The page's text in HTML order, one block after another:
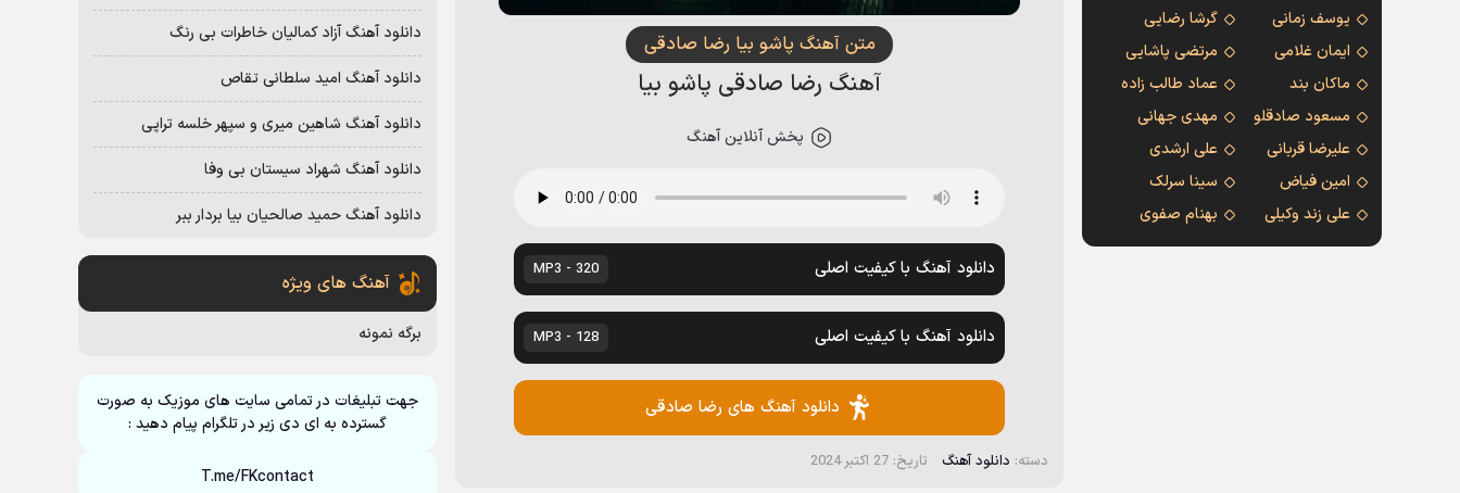
متن آهنگ پاشو بیا رضا صادقی
آهنگ رضا صادقی پاشو بیا
پخش آنلاین آهنگ
دانلود آهنگ با کیفیت اصلی 320 - MP3
دانلود آهنگ با کیفیت اصلی 128 - MP3
دانلود آهنگ های رضا صادقی
دسته: دانلود آهنگ تاریخ: 27 اکتبر 2024
یوسف زمانی
گرشا رضایی
ایمان غلامی
مرتضی پاشایی
ماکان بند
عماد طالب زاده
مسعود صادقلو
مهدی جهانی
علیرضا قربانی
علی ارشدی
امین فیاض
سینا سرلک
علی زند وکیلی
بهنام صفوی
دانلود آهنگ آزاد کمالیان خاطرات بی رنگ
دانلود آهنگ امید سلطانی تقاص
دانلود آهنگ شاهین میری و سپهر خلسه تراپی
دانلود آهنگ شهراد سیستان بی وفا
دانلود آهنگ حمید صالحیان بیا بردار ببر
آهنگ های ویژه
برگه نمونه
جهت تبلیغات در تمامی سایت های موزیک به صورت
گسترده به ای دی زیر در تلگرام پیام دهید :
T.me/FKcontact